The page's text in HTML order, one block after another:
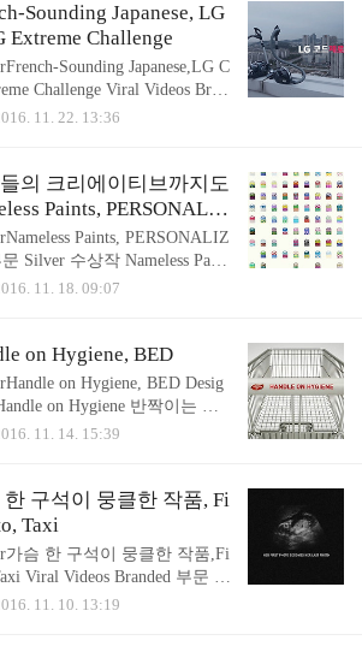
데요. 2016년 크리에이티브
은 Shutterstock이
있음을 알리고 싶어했습니다.
남을 만한 사례 연구 동영상을
영상을 만들면 사람들의 뇌
요? "case study" 비디오에
Sounding Japanese, LG
Extreme Challenge
Sounding Japanese,LG C
Challenge Viral Videos Bran
Sounding Japanese 사람
다. 일본 코바야시 시내는 아
, 별이 빛나는 하늘 등 많은 특
일본을 즐기기엔 충분하지 않
코바야시 시는 심각한 인구
데요,사람들이 시골로 이동하
록 장려하고자 하였습니다.
11. 22. 13:36
의 크리에이티브까지도
Paints, PERSONALIZ
Paints, PERSONALIZ
Silver 수상작 Nameless Paint
까지도 건드린 감각적인 작
대답합니다.하지만 컵에 있
. 하늘 색은? 정말 하늘색일까
만 모든 사과가 빨간색은 아닙
작명은 상상력의 상실을 초
해결할 솔루션이 바로 Namel
더해주며,동시에 이를 배울
운 스타..
11. 18. 09:07
on Hygiene, BED
on Hygiene, BED Desig
on Hygiene 반짝이는 아
감을 주기도 하는 광고들이
위생이 질병을 예방할 수 있다
지시키고 싶었습니다. 아리
된 연구에서, 쇼핑 카트의 손
균들의 서식지가 된다 는 사실
은 이 사실에서 사람들에게 위
방법을 떠올리게 됩니다. 카
11. 14. 15:39
구석이 뭉클한 작품, Fi
Taxi
가슴 한 구석이 뭉클한 작품,Fi
Viral Videos Branded 부문 Si
Photo, Taxi 이번에 소개
11. 10. 13:19